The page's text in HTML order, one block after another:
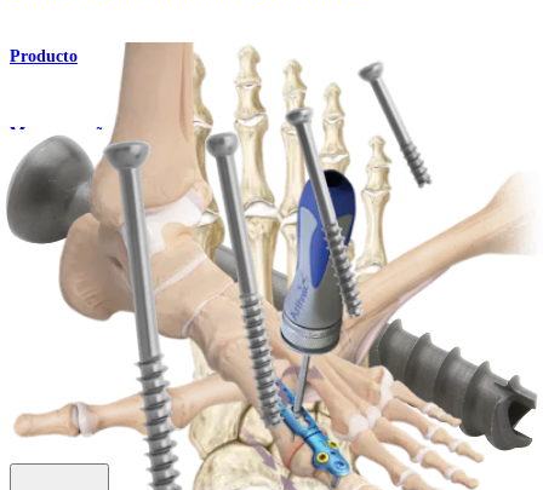
Producto
Mano y muñeca
Set de tornillos canulados QuickFix™
Producto
¿Cómo podemos ayudarlo?
Contacte a un representante
Ver eventos, laboratorios y oportunidades educativas
Regístrese para recibir: ¿Qué hay de nuevo en Arthrex?
Conéctese con nosotros